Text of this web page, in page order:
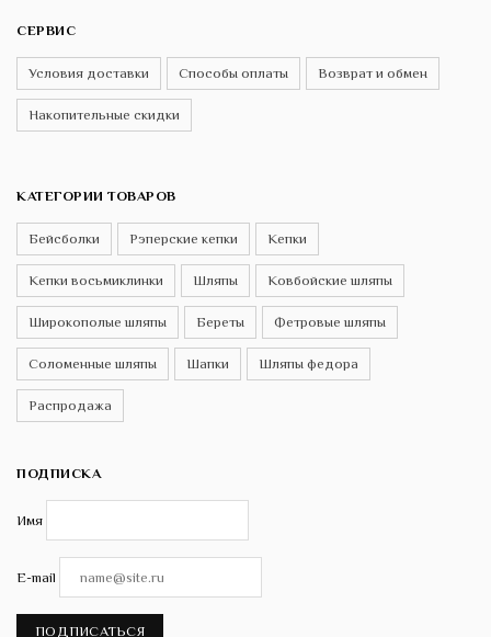
СЕРВИС
Условия доставки Способы оплаты Возврат и обмен
Накопительные скидки
КАТЕГОРИИ ТОВАРОВ
Бейсболки Рэперские кепки Кепки
Кепки восьмиклинки Шляпы Ковбойские шляпы
Широкополые шляпы Береты Фетровые шляпы
Соломенные шляпы Шапки Шляпы федора
Распродажа
ПОДПИСКА
Имя
E-mail
ПОДПИСАТЬСЯ